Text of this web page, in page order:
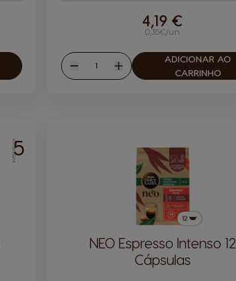
0,35€/un
4,19 €
Reduzir
Quantidade
Aumentar
ADICIONAR AO
CARRINHO
INTENSIDADE5
NEO Espresso Intenso 12
Cápsulas